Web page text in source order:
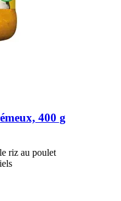
400 g
riz au poulet